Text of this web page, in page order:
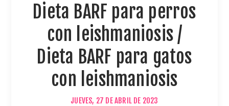
Dieta BARF para perros
con leishmaniosis /
Dieta BARF para gatos
con leishmaniosis
JUEVES, 27 DE ABRIL DE 2023